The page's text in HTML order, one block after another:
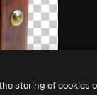
storing of cookies